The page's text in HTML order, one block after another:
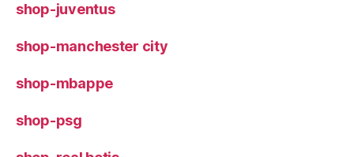
shop-juventus
shop-manchester city
shop-mbappe
shop-psg